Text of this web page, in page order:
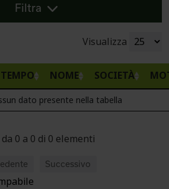
Filtra
Visualizza
TEMPO NOME SOCIETÀ
dato presente nella tabella
0 a 0 di 0 elementi
Successivo